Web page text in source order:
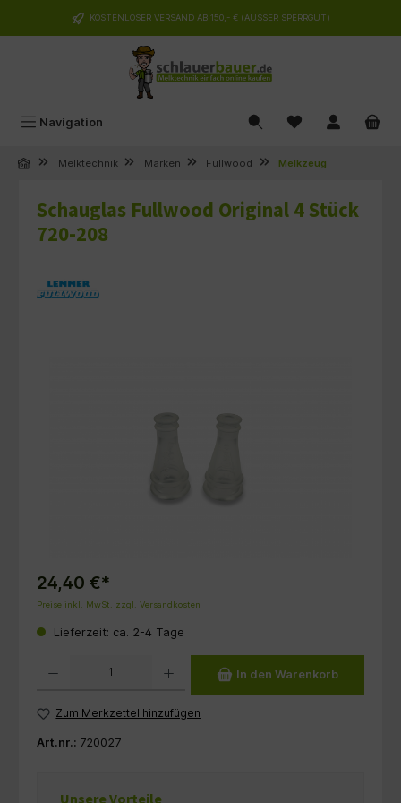
springen KOSTENLOSER VERSAND AB 150,- € (AUSSER SPERRGUT)
Navigation
Melktechnik Marken Fullwood Melkzeug
Schauglas Fullwood Original 4 Stück
720-208
24,40 €*
Preise inkl. MwSt. zzgl. Versandkosten
Lieferzeit: ca. 2-4 Tage
In den Warenkorb
Zum Merkzettel hinzufügen
Art.nr.: 720027
Unsere Vorteile